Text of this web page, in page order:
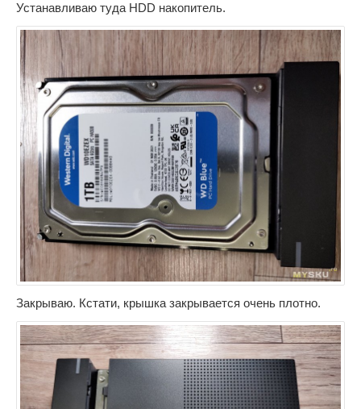
Устанавливаю туда HDD накопитель.
Закрываю. Кстати, крышка закрывается очень плотно.